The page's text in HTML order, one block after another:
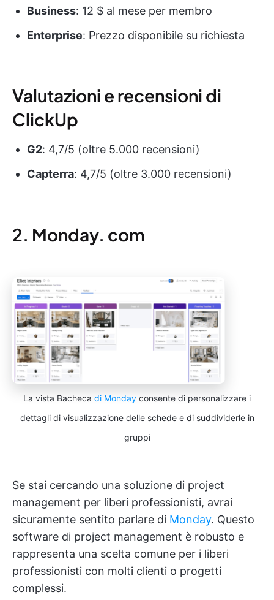
Business: 12 $ al mese per membro
Enterprise: Prezzo disponibile su richiesta
Valutazioni e recensioni di
ClickUp
G2: 4,7/5 (oltre 5.000 recensioni)
Capterra: 4,7/5 (oltre 3.000 recensioni)
2. Monday. com
La vista Bacheca di Monday consente di personalizzare i
dettagli di visualizzazione delle schede e di suddividerle in
gruppi
Se stai cercando una soluzione di project
management per liberi professionisti, avrai
sicuramente sentito parlare di Monday. Questo
software di project management è robusto e
rappresenta una scelta comune per i liberi
professionisti con molti clienti o progetti
complessi.